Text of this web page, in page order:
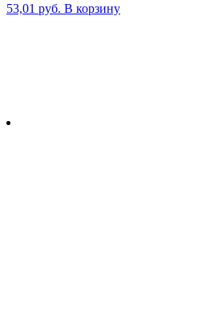
53,01 руб. В корзину